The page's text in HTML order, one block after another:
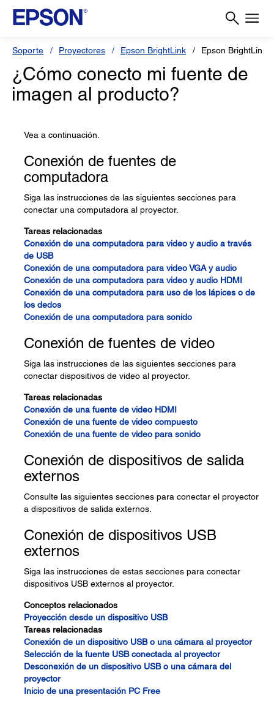
Soporte Proyectores Epson BrightLink Epson BrightLink
¿Cómo conecto mi fuente de
imagen al producto?
Vea a continuación.
Conexión de fuentes de
computadora
Siga las instrucciones de las siguientes secciones para
conectar una computadora al proyector.
Tareas relacionadas
Conexión de una computadora para video y audio a través
de USB
Conexión de una computadora para video VGA y audio
Conexión de una computadora para video y audio HDMI
Conexión de una computadora para uso de los lápices o de
los dedos
Conexión de una computadora para sonido
Conexión de fuentes de video
Siga las instrucciones de las siguientes secciones para
conectar dispositivos de video al proyector.
Tareas relacionadas
Conexión de una fuente de video HDMI
Conexión de una fuente de video compuesto
Conexión de una fuente de video para sonido
Conexión de dispositivos de salida
externos
Consulte las siguientes secciones para conectar el proyector
a dispositivos de salida externos.
Conexión de dispositivos USB
externos
Siga las instrucciones de estas secciones para conectar
dispositivos USB externos al proyector.
Conceptos relacionados
Proyección desde un dispositivo USB
Tareas relacionadas
Conexión de un dispositivo USB o una cámara al proyector
Selección de la fuente USB conectada al proyector
Desconexión de un dispositivo USB o una cámara del
proyector
Inicio de una presentación PC Free